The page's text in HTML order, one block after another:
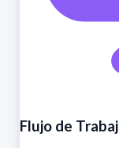
Flujo de